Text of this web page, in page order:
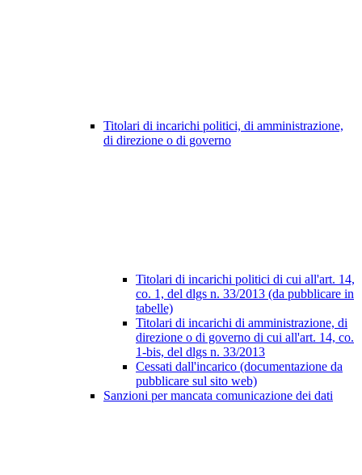
Titolari di incarichi politici, di amministrazione,
di direzione o di governo
Titolari di incarichi politici di cui all'art. 14,
co. 1, del dlgs n. 33/2013 (da pubblicare in
tabelle)
Titolari di incarichi di amministrazione, di
direzione o di governo di cui all'art. 14, co.
1-bis, del dlgs n. 33/2013
Cessati dall'incarico (documentazione da
pubblicare sul sito web)
Sanzioni per mancata comunicazione dei dati